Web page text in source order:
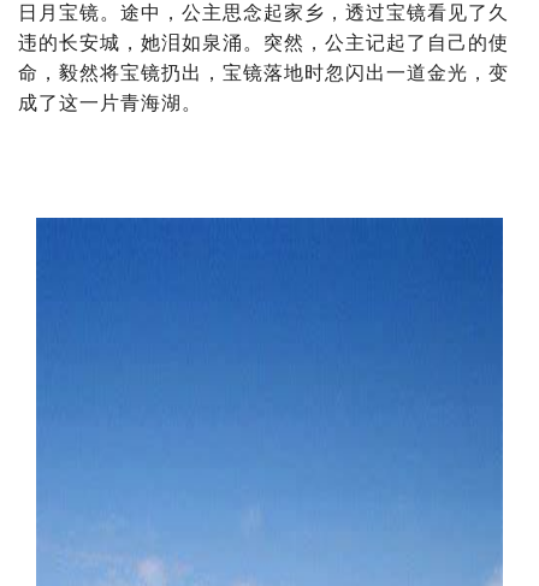
日月宝镜。途中，公主思念起家乡，透过宝镜看见了久
违的长安城，她泪如泉涌。突然，公主记起了自己的使
命，毅然将宝镜扔出，宝镜落地时忽闪出一道金光，变
成了这一片青海湖。